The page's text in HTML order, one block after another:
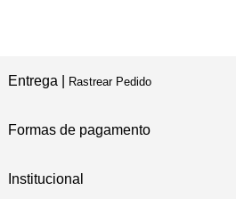
Entrega | Rastrear Pedido
Formas de pagamento
Institucional